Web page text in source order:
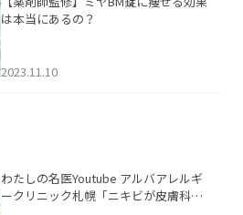
は本当にあるの？
2023.11.10
わたしの名医Youtube アルバアレルギ
ークリニック札幌「ニキビが皮膚科で